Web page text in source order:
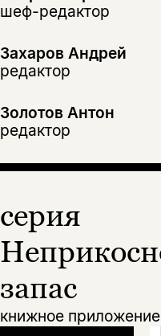
шеф-редактор
Захаров Андрей
редактор
Золотов Антон
редактор
серия
запас
книжное